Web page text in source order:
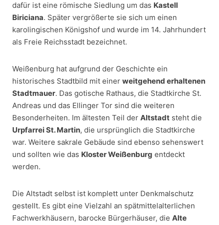
dafür ist eine römische Siedlung um das Kastell
Biriciana. Später vergrößerte sie sich um einen
karolingischen Königshof und wurde im 14. Jahrhundert
als Freie Reichsstadt bezeichnet.
Weißenburg hat aufgrund der Geschichte ein
historisches Stadtbild mit einer weitgehend erhaltenen
Stadtmauer. Das gotische Rathaus, die Stadtkirche St.
Andreas und das Ellinger Tor sind die weiteren
Besonderheiten. Im ältesten Teil der Altstadt steht die
Urpfarrei St. Martin, die ursprünglich die Stadtkirche
war. Weitere sakrale Gebäude sind ebenso sehenswert
und sollten wie das Kloster Weißenburg entdeckt
werden.
Die Altstadt selbst ist komplett unter Denkmalschutz
gestellt. Es gibt eine Vielzahl an spätmittelalterlichen
Fachwerkhäusern, barocke Bürgerhäuser, die Alte